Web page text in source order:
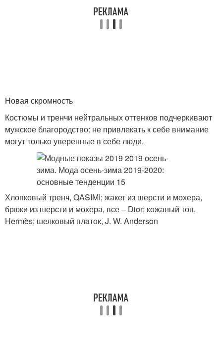
Новая скромность
Костюмы и тренчи нейтральных оттенков подчеркивают
мужское благородство: не привлекать к себе внимание
могут только уверенные в себе люди.
Хлопковый тренч, QASIMI; жакет из шерсти и мохера,
брюки из шерсти и мохера, все – Dior; кожаный топ,
Hermès; шелковый платок, J. W. Anderson